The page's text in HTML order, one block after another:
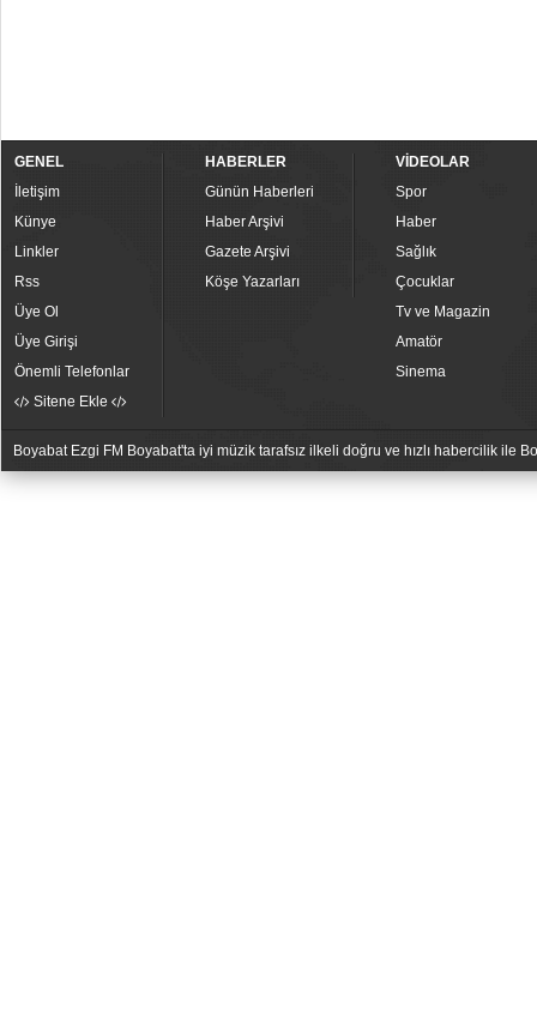
GENEL
İletişim
Künye
Linkler
Rss
Üye Ol
Üye Girişi
Önemli Telefonlar
Sitene Ekle
HABERLER
Günün Haberleri
Haber Arşivi
Gazete Arşivi
Köşe Yazarları
VİDEOLAR
Spor
Haber
Sağlık
Çocuklar
Tv ve Magazin
Amatör
Sinema
Boyabat Ezgi FM Boyabat'ta iyi müzik tarafsız ilkeli doğru ve hızlı habercilik ile